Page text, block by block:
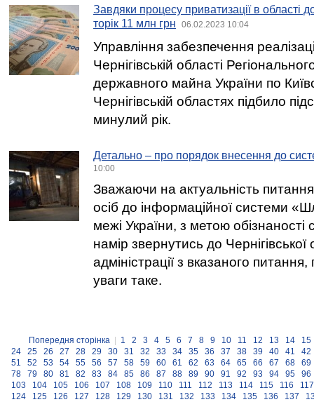
Завдяки процесу приватизації в області
торік 11 млн грн
06.02.2023 10:04
Управління забезпечення
Чернігівській області
державного майна України по
Чернігівській областях підбило
минулий рік.
Детально – про порядок внесення до
10:00
Зважаючи на актуальність
осіб до інформаційної системи
межі України, з метою обізнаності
намір звернутись до Чернігівської
адміністрації з вказаного
уваги таке.
Попередня сторінка 1 2 3 4 5 6 7 8 9 10 11 12 13 14
15
24
25 26 27 28 29 30 31 32 33 34 35 36 37 38 39 40 41
42
51
52 53 54 55 56 57 58 59 60 61 62 63 64 65 66 67 68
69
78
79 80 81 82 83 84 85 86 87 88 89 90 91 92 93 94 95
96
103
104 105 106 107 108 109 110 111 112 113 114 115 116
117
124
125 126 127 128 129 130 131 132 133 134 135 136 137